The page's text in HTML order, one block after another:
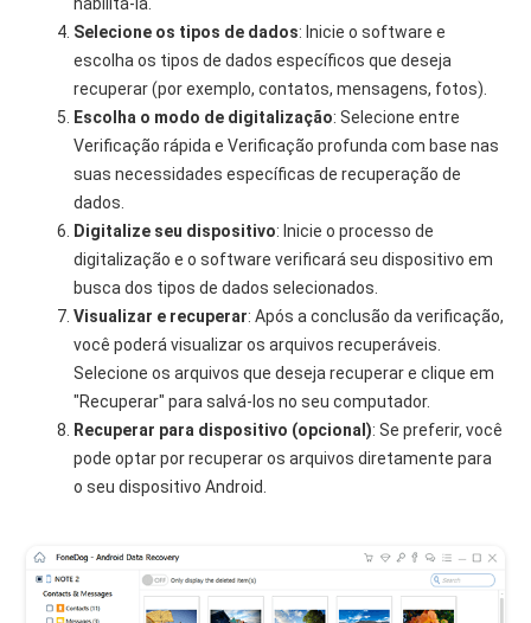
habilitá-la.
Selecione os tipos de dados: Inicie o software e
escolha os tipos de dados específicos que deseja
recuperar (por exemplo, contatos, mensagens, fotos).
Escolha o modo de digitalização: Selecione entre
Verificação rápida e Verificação profunda com base nas
suas necessidades específicas de recuperação de
dados.
Digitalize seu dispositivo: Inicie o processo de
digitalização e o software verificará seu dispositivo em
busca dos tipos de dados selecionados.
Visualizar e recuperar: Após a conclusão da verificação,
você poderá visualizar os arquivos recuperáveis.
Selecione os arquivos que deseja recuperar e clique em
"Recuperar" para salvá-los no seu computador.
Recuperar para dispositivo (opcional): Se preferir, você
pode optar por recuperar os arquivos diretamente para
o seu dispositivo Android.